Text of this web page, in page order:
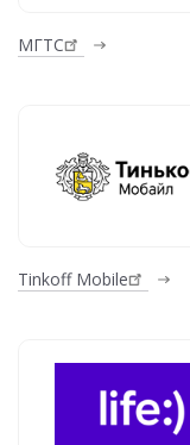
МГТС
Tinkoff Mobile